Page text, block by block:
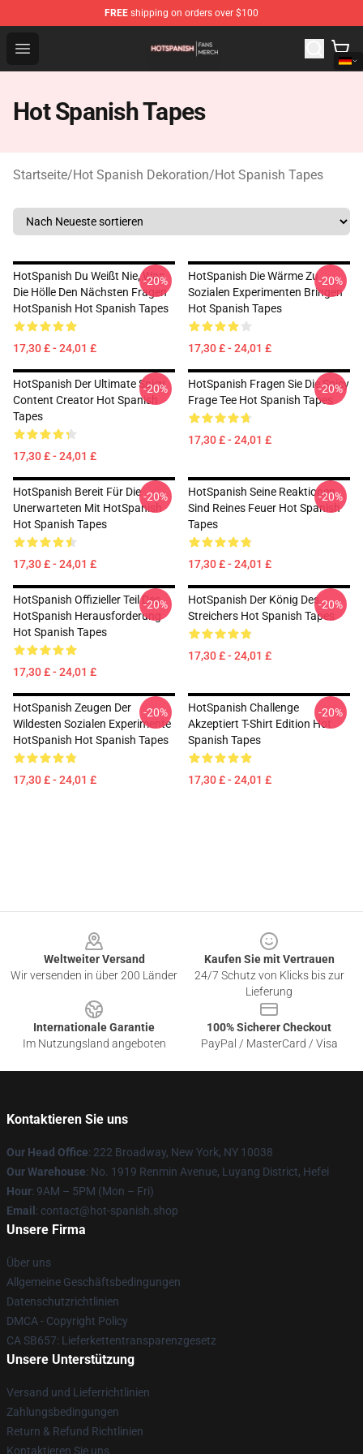
FREE shipping on orders over $100
Open menu
Hot Spanish Shop - Official Hot Spanish Merchandise
Hot Spanish Tapes
Startseite/Hot Spanish Dekoration/Hot Spanish Tapes
HotSpanish Du Weißt Nie, Was
Die Hölle Den Nächsten Fragen
HotSpanish Hot Spanish Tapes
17,30 £ - 24,01 £
-20%
HotSpanish Die Wärme Zu
Sozialen Experimenten Bringen
Hot Spanish Tapes
17,30 £ - 24,01 £
-20%
HotSpanish Der Ultimate Spicy
Content Creator Hot Spanish
Tapes
17,30 £ - 24,01 £
-20%
HotSpanish Fragen Sie Die Spicy
Frage Tee Hot Spanish Tapes
17,30 £ - 24,01 £
-20%
HotSpanish Bereit Für Die
Unerwarteten Mit HotSpanish
Hot Spanish Tapes
17,30 £ - 24,01 £
-20%
HotSpanish Seine Reaktionen
Sind Reines Feuer Hot Spanish
Tapes
17,30 £ - 24,01 £
-20%
HotSpanish Offizieller Teil Des
HotSpanish Herausforderung
Hot Spanish Tapes
17,30 £ - 24,01 £
-20%
HotSpanish Der König Des
Streichers Hot Spanish Tapes
17,30 £ - 24,01 £
-20%
HotSpanish Zeugen Der
Wildesten Sozialen Experimente
HotSpanish Hot Spanish Tapes
17,30 £ - 24,01 £
-20%
HotSpanish Challenge
Akzeptiert T-Shirt Edition Hot
Spanish Tapes
17,30 £ - 24,01 £
-20%
Weltweiter Versand
Wir versenden in über 200 Länder
Kaufen Sie mit Vertrauen
24/7 Schutz von Klicks bis zur
Lieferung
Internationale Garantie
Im Nutzungsland angeboten
100% Sicherer Checkout
PayPal / MasterCard / Visa
Kontaktieren Sie uns
Our Head Office: 222 Broadway, New York, NY 10038
Our Warehouse: No. 1919 Renmin Avenue, Luyang District, Hefei
Hour: 9AM – 5PM (Mon – Fri)
Email : contact@hot-spanish.shop
Unsere Firma
Über uns
Allgemeine Geschäftsbedingungen
Datenschutzrichtlinien
DMCA - Copyright Policy
CA SB657: Lieferkettentransparenzgesetz
Unsere Unterstützung
Versand und Lieferrichtlinien
Zahlungsbedingungen
Return & Refund Richtlinien
Kontaktieren Sie uns